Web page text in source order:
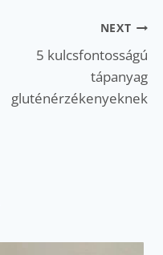
NEXT
5 kulcsfontosságú
tápanyag
gluténérzékenyeknek